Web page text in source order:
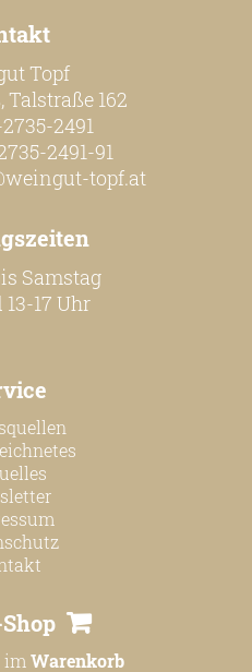
Topf
Talstraße 162
2491
2491-91
topf.at
Samstag
17 Uhr
imWarenkorb